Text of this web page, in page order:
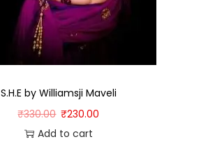
S.H.E by Williamsji Maveli
₹330.00 ₹230.00
Add to cart